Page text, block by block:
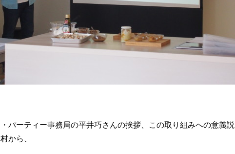
パーティー事務局の平井巧さんの挨拶、この取り組みへの意義説
から、